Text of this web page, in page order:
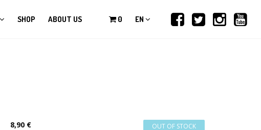
SHOP ABOUT US 0 EN
8,90 €